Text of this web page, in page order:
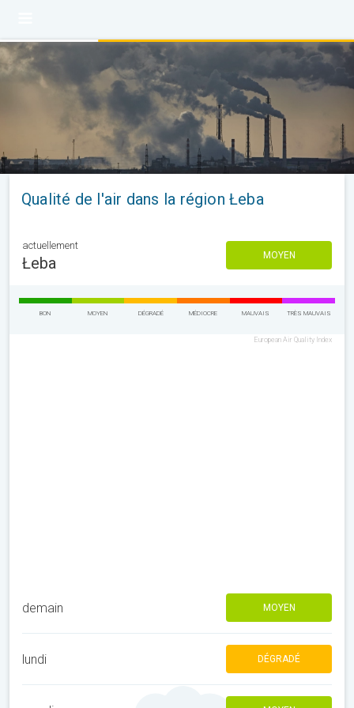
Qualité de l'air dans la région Łeba
actuellement
Łeba MOYEN
BON MOYEN DÉGRADÉ MÉDIOCRE MAUVAIS TRÈS MAUVAIS
European Air Quality Index
demain MOYEN
lundi DÉGRADÉ